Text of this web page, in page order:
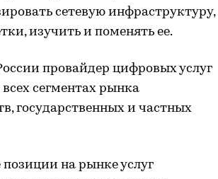
сетевую инфраструктуру,
изучить и поменять ее.
провайдер цифровых услуг
сегментах рынка
государственных и частных
на рынке услуг